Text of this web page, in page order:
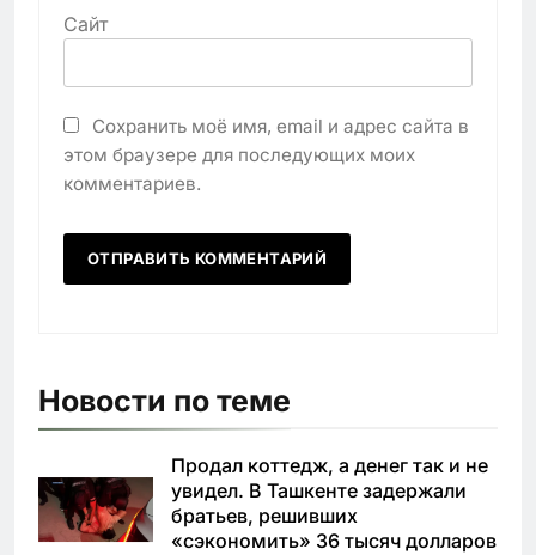
Сайт
Сохранить моё имя, email и адрес сайта в
этом браузере для последующих моих
комментариев.
Новости по теме
Продал коттедж, а денег так и не
увидел. В Ташкенте задержали
братьев, решивших
«сэкономить» 36 тысяч долларов